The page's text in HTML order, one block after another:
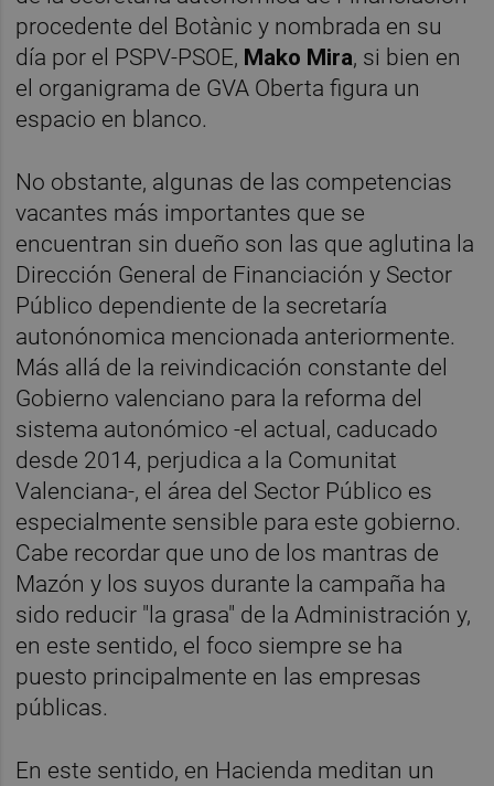
procedente del Botànic y nombrada en su
día por el PSPV-PSOE, Mako Mira, si bien en
el organigrama de GVA Oberta figura un
espacio en blanco.
No obstante, algunas de las competencias
vacantes más importantes que se
encuentran sin dueño son las que aglutina la
Dirección General de Financiación y Sector
Público dependiente de la secretaría
autonónomica mencionada anteriormente.
Más allá de la reivindicación constante del
Gobierno valenciano para la reforma del
sistema autonómico -el actual, caducado
desde 2014, perjudica a la Comunitat
Valenciana-, el área del Sector Público es
especialmente sensible para este gobierno.
Cabe recordar que uno de los mantras de
Mazón y los suyos durante la campaña ha
sido reducir "la grasa" de la Administración y,
en este sentido, el foco siempre se ha
puesto principalmente en las empresas
públicas.
En este sentido, en Hacienda meditan un